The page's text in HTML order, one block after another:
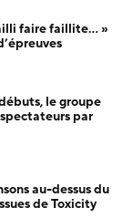
faire faillite… »
le groupe
par
au-dessus du
de Toxicity